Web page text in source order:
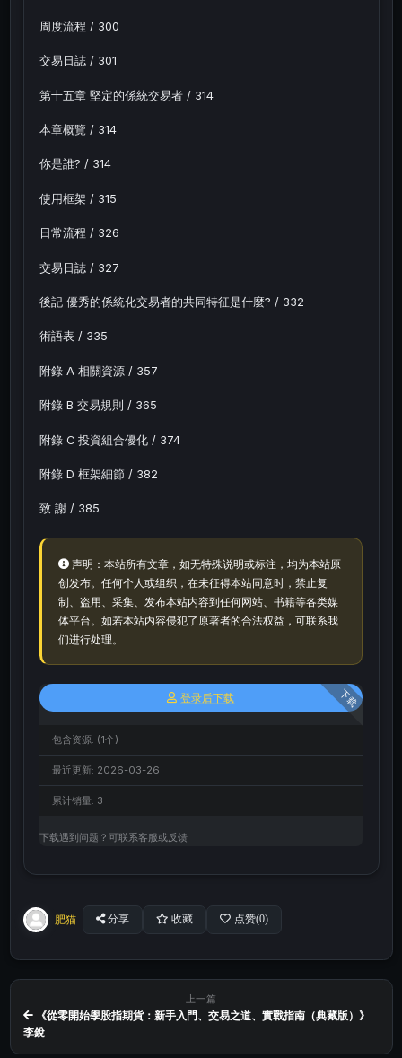
周度流程 / 300
交易日誌 / 301
第十五章 堅定的係統交易者 / 314
本章概覽 / 314
你是誰? / 314
使用框架 / 315
日常流程 / 326
交易日誌 / 327
後記 優秀的係統化交易者的共同特征是什麼? / 332
術語表 / 335
附錄 A 相關資源 / 357
附錄 B 交易規則 / 365
附錄 C 投資組合優化 / 374
附錄 D 框架細節 / 382
致 謝 / 385
声明：本站所有文章，如无特殊说明或标注，均为本站原
创发布。任何个人或组织，在未征得本站同意时，禁止复
制、盗用、采集、发布本站内容到任何网站、书籍等各类媒
体平台。如若本站内容侵犯了原著者的合法权益，可联系我
们进行处理。
下载
登录后下载
包含资源: (1个)
最近更新: 2026-03-26
累计销量: 3
下载遇到问题？可联系客服或反馈
肥猫 分享 收藏 点赞(0)
上一篇
《從零開始學股指期貨：新手入門、交易之道、實戰指南（典藏版）》
李銳